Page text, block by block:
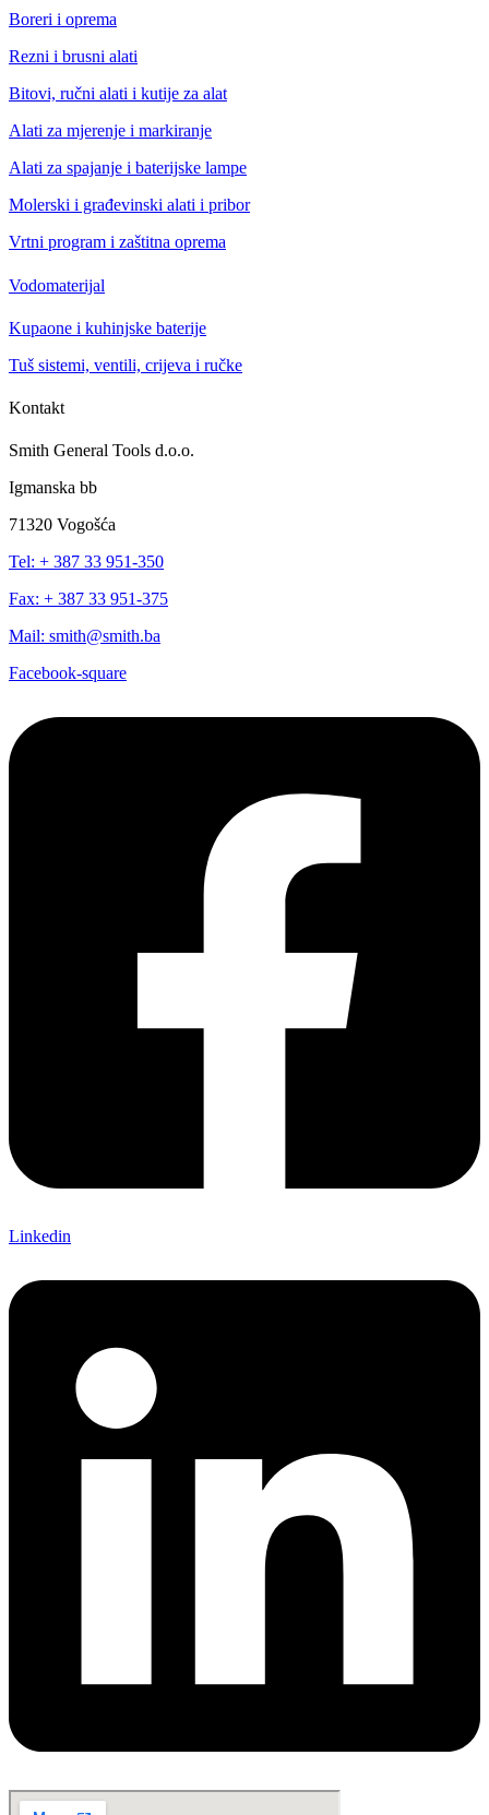
Boreri i oprema
Rezni i brusni alati
Bitovi, ručni alati i kutije za alat
Alati za mjerenje i markiranje
Alati za spajanje i baterijske lampe
Molerski i građevinski alati i pribor
Vrtni program i zaštitna oprema
Vodomaterijal
Kupaone i kuhinjske baterije
Tuš sistemi, ventili, crijeva i ručke
Kontakt
Smith General Tools d.o.o.
Igmanska bb
71320 Vogošća
Tel: + 387 33 951-350
Fax: + 387 33 951-375
Mail: smith@smith.ba
Facebook-square
Linkedin